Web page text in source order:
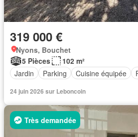
319 000 €
Nyons, Bouchet
5 Pièces
102 m²
Jardin
Parking Cuisine équipée
24 juin 2026 sur Leboncoin
Très demandée